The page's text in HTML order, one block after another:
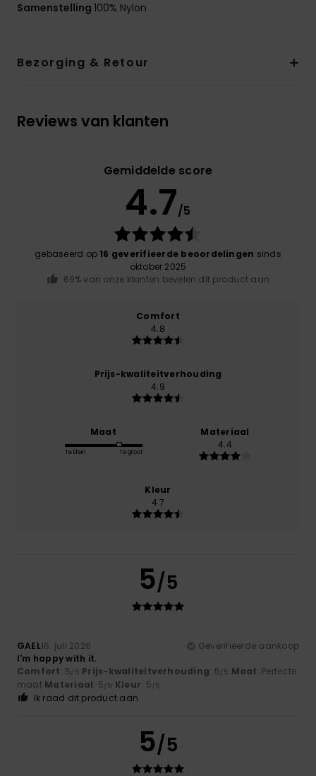
Samenstelling 100% Nylon
Bezorging & Retour
Reviews van klanten
Gemiddelde score
4.7/5
gebaseerd op 16 geverifieerde beoordelingen sinds
oktober 2025
69% van onze klanten bevelen dit product aan
Comfort
4.8
Prijs-kwaliteitverhouding
4.9
Maat
Te klein Te groot
Materiaal
4.4
Kleur
4.7
5/5
GAEL16. juli 2026
Geverifieerde aankoop
I'm happy with it.
Comfort: 5/5 Prijs-kwaliteitverhouding: 5/5 Maat: Perfecte
maat Materiaal: 5/5 Kleur: 5/5
Ik raad dit product aan
5/5